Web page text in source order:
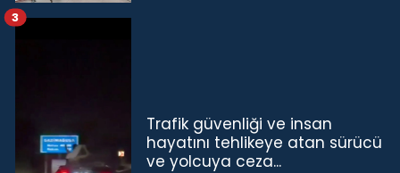
Trafik güvenliği ve insan
hayatını tehlikeye atan sürücü
ve yolcuya ceza...
3